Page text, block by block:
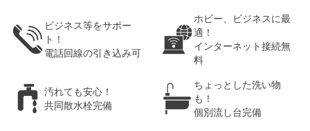
ビジネス等をサポー
ト！
電話回線の引き込み可
ホビー、ビジネスに最
適！
インターネット接続無
料
汚れても安心！
共同散水栓完備
ちょっとした洗い物
も！
個別流し台完備